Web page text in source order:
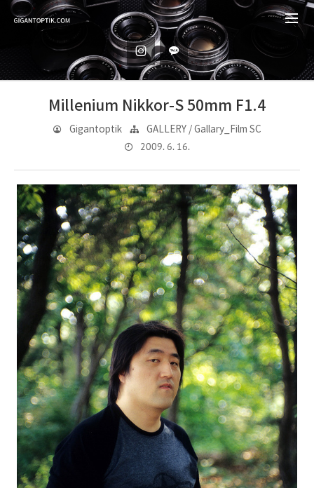
Millenium Nikkor-S 50mm F1.4
Gigantoptik GALLERY / Gallary_Film SC
2009. 6. 16.